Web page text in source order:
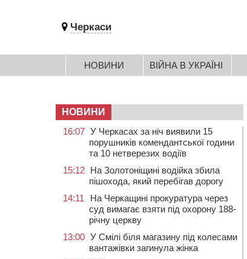
Черкаси
НОВИНИ ВІЙНА В УКРАЇНІ
НОВИНИ
16:07 У Черкасах за ніч виявили 15
порушників комендантської години
та 10 нетверезих водіїв
15:12 На Золотоніщині водійка збила
пішохода, який перебігав дорогу
14:11
На Черкащині прокуратура через
суд вимагає взяти під охорону 188-
річну церкву
13:00 У Смілі біля магазину під колесами
вантажівки загинула жінка